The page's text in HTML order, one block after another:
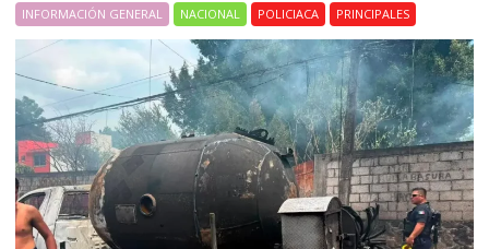
INFORMACIÓN GENERAL NACIONAL POLICIACA PRINCIPALES